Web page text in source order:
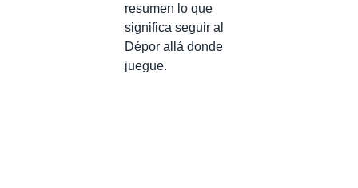
resumen lo que
significa seguir al
Dépor allá donde
juegue.